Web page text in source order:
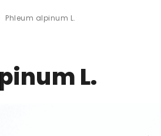
Phleum alpinum L.
L.